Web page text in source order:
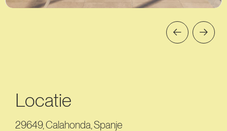
Locatie
29649, Calahonda, Spanje